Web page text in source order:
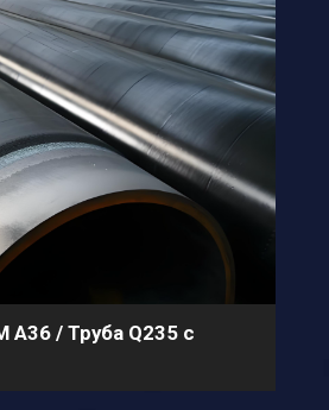
/ Труба Q235 с